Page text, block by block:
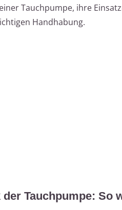
Tauchpumpe, ihre
Handhabung.
Tauchpumpe: So